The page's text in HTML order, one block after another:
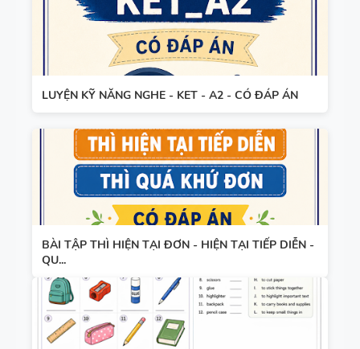
LUYỆN KỸ NĂNG NGHE - KET - A2 - CÓ ĐÁP ÁN
BÀI TẬP THÌ HIỆN TẠI ĐƠN - HIỆN TẠI TIẾP DIỄN -
QU...